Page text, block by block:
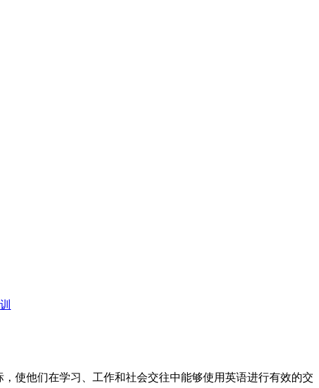
使他们在学习、工作和社会交往中能够使用英语进行有效的交